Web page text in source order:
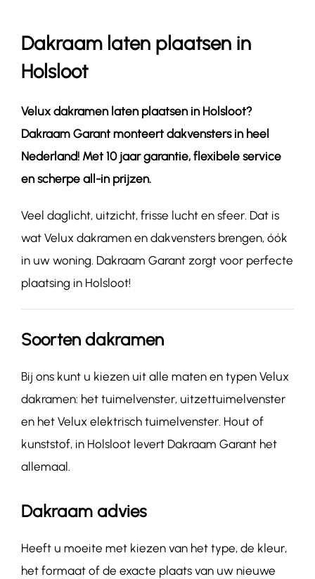
Contact
Dakraam laten plaatsen in
Holsloot
Velux dakramen laten plaatsen in Holsloot?
Dakraam Garant monteert dakvensters in heel
Nederland! Met 10 jaar garantie, flexibele service
en scherpe all-in prijzen.
Veel daglicht, uitzicht, frisse lucht en sfeer. Dat is
wat Velux dakramen en dakvensters brengen, óók
in uw woning. Dakraam Garant zorgt voor perfecte
plaatsing in Holsloot!
Soorten dakramen
Bij ons kunt u kiezen uit alle maten en typen Velux
dakramen: het tuimelvenster, uitzettuimelvenster
en het Velux elektrisch tuimelvenster. Hout of
kunststof, in Holsloot levert Dakraam Garant het
allemaal.
Dakraam advies
Heeft u moeite met kiezen van het type, de kleur,
het formaat of de exacte plaats van uw nieuwe